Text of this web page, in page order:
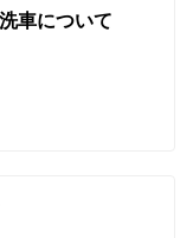
車について